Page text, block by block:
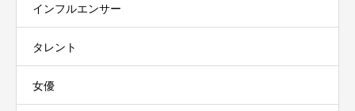
インフルエンサー
タレント
女優